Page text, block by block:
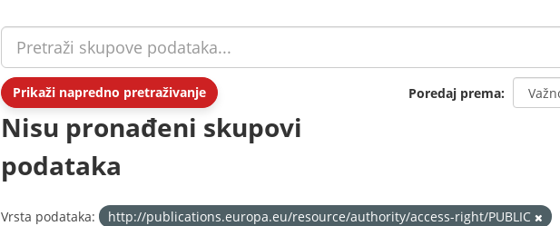
Prikaži napredno pretraživanje Poredaj prema
Nisu pronađeni skupovi
podataka
Vrsta podataka: http://publications.europa.eu/resource/authority/access-right/PUBLIC